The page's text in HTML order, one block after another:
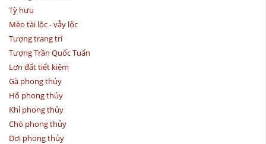
Tỳ hưu
Mèo tài lộc - vẫy lộc
Tượng trang trí
Tượng Trần Quốc Tuấn
Lợn đất tiết kiệm
Gà phong thủy
Hổ phong thủy
Khỉ phong thủy
Chó phong thủy
Dơi phong thủy